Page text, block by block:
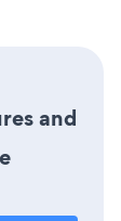
and